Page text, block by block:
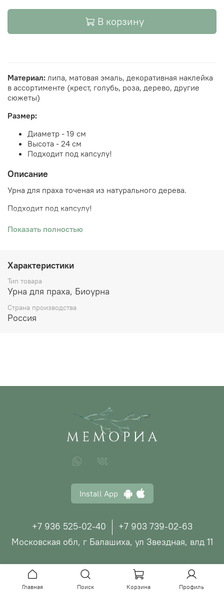
В корзину
Материал: липа, матовая эмаль, декоративная наклейка
в ассортименте (крест, голубь, роза, дерево, другие
сюжеты)
Размер:
Диаметр - 19 см
Высота - 24 см
Подходит под капсулу!
Описание
Урна для праха точеная из натурального дерева.
Подходит под капсулу!
Урна для праха
Показать полностью
Характеристики
Тип товара
Урна для праха, Биоурна
Страна производства
Россия
Install App
+7 936 525-02-40
+7 903 739-02-63
Московская обл, г Балашиха, ул Звездная, влд 11
© ООО "МЕМОРИА", 2026
Главная Поиск Корзина Профиль